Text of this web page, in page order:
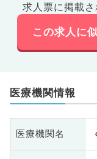
求人票に掲載さ
この求人に
医療機関情報
医療機関名